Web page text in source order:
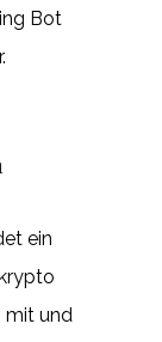
Bot
ein
mit und